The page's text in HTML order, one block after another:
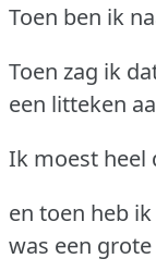
Toen ben ik
Toen zag ik
een litteken
Ik moest heel
en toen heb
was een